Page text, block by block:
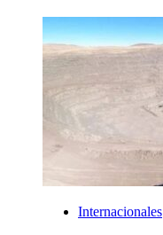
Internacionales